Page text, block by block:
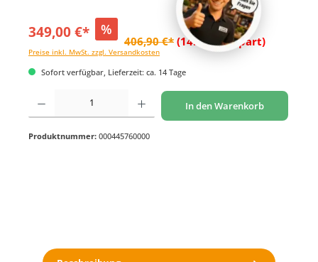
349,00 €* %
406,90 €* (14.23% gespart)
Preise inkl. MwSt. zzgl. Versandkosten
Sofort verfügbar, Lieferzeit: ca. 14 Tage
Produkt Anzahl: Gib den gewünschten Wert ein oder benutze die Schaltflächen um
In den Warenkorb
Produktnummer: 000445760000